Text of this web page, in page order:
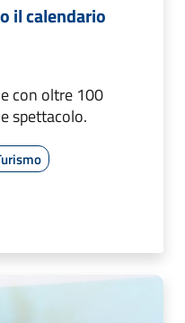
il calendario
con oltre 100
spettacolo.